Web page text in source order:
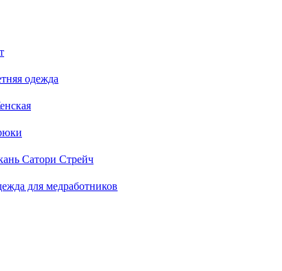
одежда
Сатори Стрейч
для медработников